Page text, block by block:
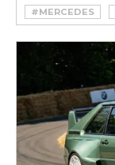
#MERCEDES